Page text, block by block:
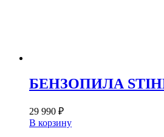
БЕНЗОПИЛА STIHL
29 990 ₽
В корзину